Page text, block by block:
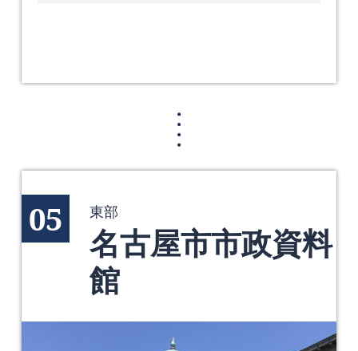
05 東部
名古屋市市政資料
館